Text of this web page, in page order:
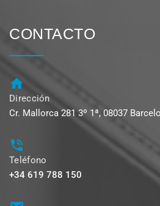
CONTACTO
Dirección
Cr. Mallorca 281 3º 1ª, 08037
Teléfono
+34 619 788 150